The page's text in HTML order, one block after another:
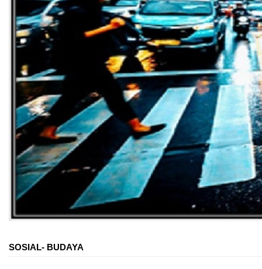
SOSIAL- BUDAYA